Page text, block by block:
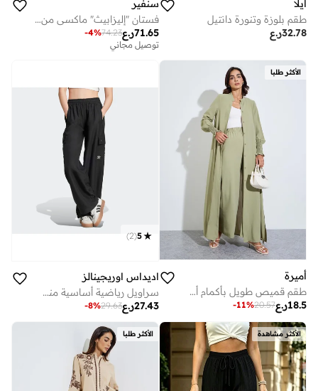
ايلا
طقم بلوزة وتنورة دانتيل
ر.ع32.78
سنفير
فستان "إليزابيث" ماكسي من الدانتيل المطرز بنقشة الفراشة
ر.ع71.65
74.23
-4%
توصيل مجاني
الأكثر طلبا
أميرة
طقم قميص طويل بأكمام أسقفية وأزرار مع بنطال واسع الساق
ر.ع18.5
20.57
-11%
5
(
2
)
اديداس اوريجينالز
سراويل رياضية أساسية منسوجة بجيوب
ر.ع27.43
29.63
-8%
الأكثر مشاهدة الأكثر طلبا